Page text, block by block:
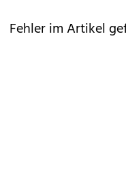
Fehler im Artikel